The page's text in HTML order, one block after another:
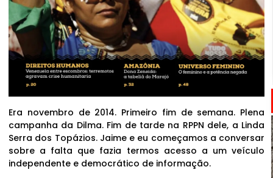
Era novembro de 2014. Primeiro fim de semana. Plena
campanha da Dilma. Fim de tarde na RPPN dele, a Linda
Serra dos Topázios. Jaime e eu começamos a conversar
sobre a falta que fazia termos acesso a um veículo
independente e democrático de informação.